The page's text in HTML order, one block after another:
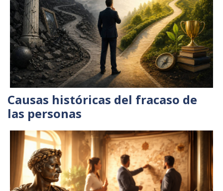
Causas históricas del fracaso de
las personas